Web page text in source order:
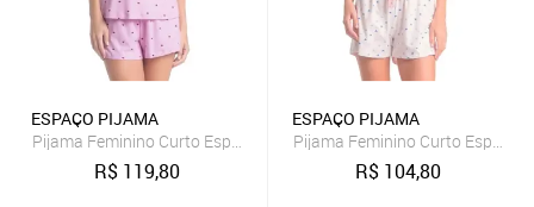
ESPAÇO PIJAMA
Pijama Feminino Curto Espaço Pijama 4010325
R$ 119,80
ESPAÇO PIJAMA
Pijama Feminino Curto Espaço
R$ 104,80